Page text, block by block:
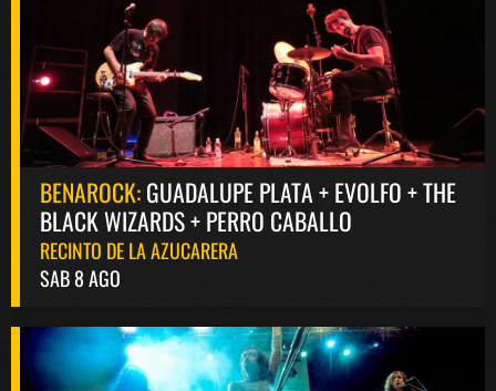
BENAROCK:GUADALUPE PLATA + EVOLFO + THE
BLACK WIZARDS + PERRO CABALLO
RECINTO DE LA AZUCARERA
SAB 8 AGO